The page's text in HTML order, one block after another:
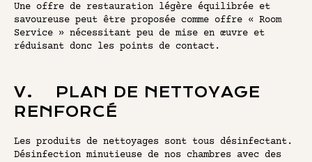
Une offre de restauration légère équilibrée et
savoureuse peut être proposée comme offre « Room
Service » nécessitant peu de mise en œuvre et
réduisant donc les points de contact.
V. PLAN DE NETTOYAGE
RENFORCÉ
Les produits de nettoyages sont tous désinfectant.
Désinfection minutieuse de nos chambres avec des